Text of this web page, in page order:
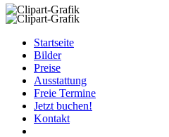
Startseite
Bilder
Preise
Ausstattung
Freie Termine
Jetzt buchen!
Kontakt